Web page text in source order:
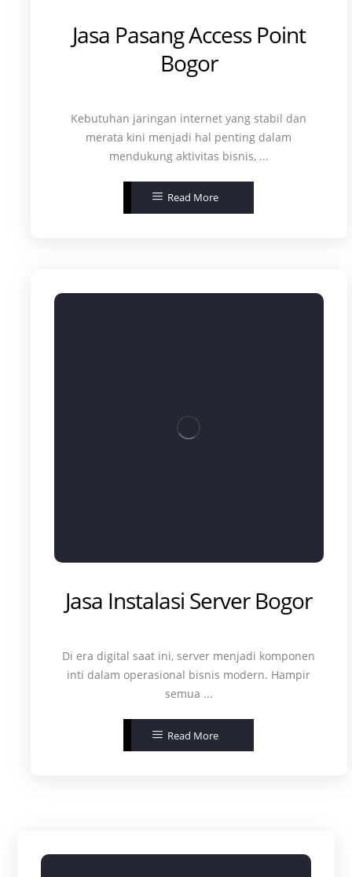
Jasa Pasang Access Point
Bogor
Kebutuhan jaringan internet yang stabil dan
merata kini menjadi hal penting dalam
mendukung aktivitas bisnis, ...
Read More
Jasa Instalasi Server Bogor
Di era digital saat ini, server menjadi komponen
inti dalam operasional bisnis modern. Hampir
semua ...
Read More